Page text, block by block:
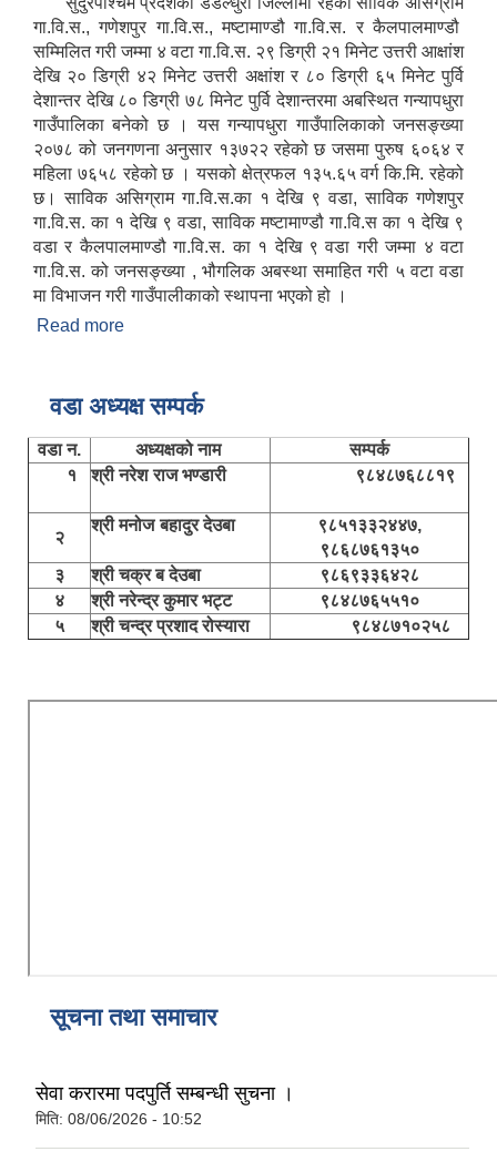
गा.वि.स., गणेशपुर गा.वि.स., मष्टामाण्डौ गा.वि.स. र कैलपालमाण्डौ
सम्मिलित गरी जम्मा ४ वटा गा.वि.स. २९ डिग्री २१ मिनेट उत्तरी आक्षांश
देखि २० डिग्री ४२ मिनेट उत्तरी अक्षांश र ८० डिग्री ६५ मिनेट पुर्वि
देशान्तर देखि ८० डिग्री ७८ मिनेट पुर्वि देशान्तरमा अबस्थित गन्यापधुरा
गाउँपालिका बनेको छ । यस गन्यापधुरा गाउँपालिकाको जनसङ्ख्या
२०७८ को जनगणना अनुसार १३७२२ रहेको छ जसमा पुरुष ६०६४ र
महिला ७६५८ रहेको छ । यसको क्षेत्रफल १३५.६५ वर्ग कि.मि. रहेको
छ। साविक असिग्राम गा.वि.स.का १ देखि ९ वडा, साविक गणेशपुर
गा.वि.स. का १ देखि ९ वडा, साविक मष्टामाण्डौ गा.वि.स का १ देखि ९
वडा र कैलपालमाण्डौ गा.वि.स. का १ देखि ९ वडा गरी जम्मा ४ वटा
गा.वि.स. को जनसङ्ख्या , भौगलिक अबस्था समाहित गरी ५ वटा वडा
मा विभाजन गरी गाउँपालीकाको स्थापना भएको हो ।
Read more
वडा अध्यक्ष सम्पर्क
वडा न. अध्यक्षको नाम
सम्पर्क
१ श्री नरेश राज भण्डारी ९८४८७६८८१९
२
श्री मनोज बहादुर देउबा
९८५१३३२४४७,
९८६८७६१३५०
३
श्री चक्र ब देउबा
९८६९३३६४२८
४
श्री नरेन्द्र कुमार भट्ट
९८४८७६५५१०
५
श्री चन्द्र प्रशाद रोस्यारा ९८४८७१०२५८
सूचना तथा समाचार
सेवा करारमा पदपुर्ति सम्बन्धी सुचना ।
मिति: 08/06/2026 - 10:52